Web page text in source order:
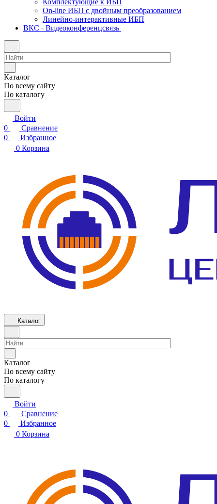
Комплектующие к ИБП
On-line ИБП с двойным преобразованием
Линейно-интерактивные ИБП
ВКС - Видеоконференцсвязь
Каталог
По всему сайту
По каталогу
Войти
0
Сравнение
0
Избранное
0 Корзина
Каталог
Каталог
По всему сайту
По каталогу
Войти
0
Сравнение
0
Избранное
0 Корзина